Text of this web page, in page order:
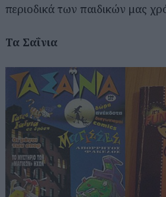
περιοδικά των παιδικών μας
Τα Σαΐνια